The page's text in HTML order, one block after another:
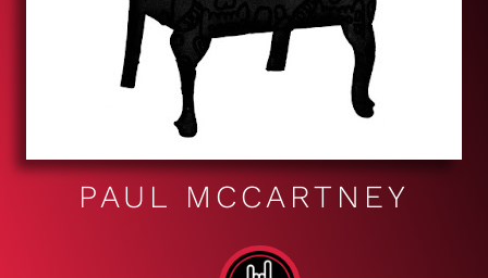
PAUL MCCARTNEY